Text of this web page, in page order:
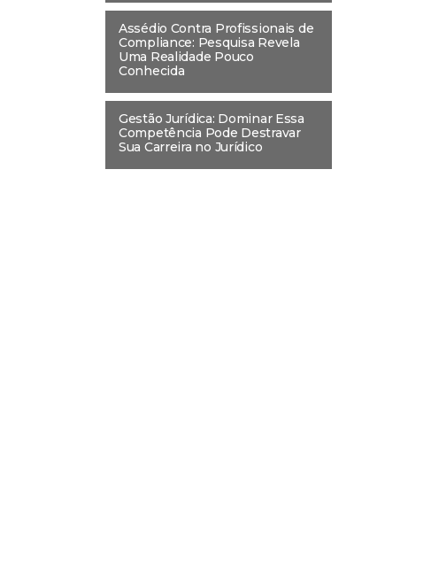
Assédio Contra Profissionais de
Compliance: Pesquisa Revela
Uma Realidade Pouco
Conhecida
Gestão Jurídica: Dominar Essa
Competência Pode Destravar
Sua Carreira no Jurídico